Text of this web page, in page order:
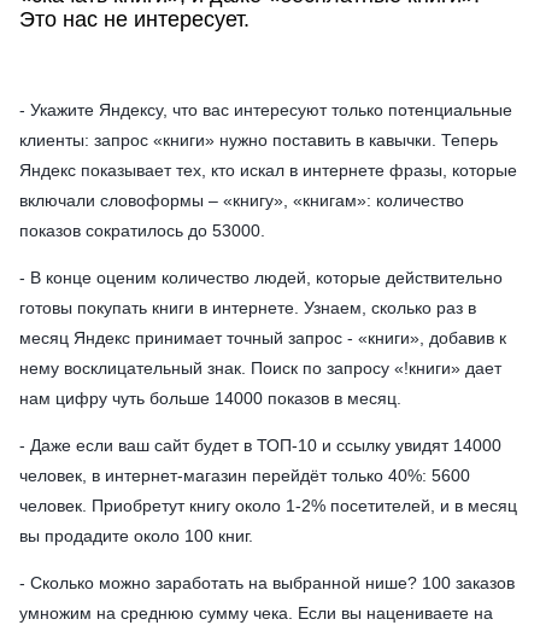
Это нас не интересует.
- Укажите Яндексу, что вас интересуют только потенциальные
клиенты: запрос «книги» нужно поставить в кавычки. Теперь
Яндекс показывает тех, кто искал в интернете фразы, которые
включали словоформы – «книгу», «книгам»: количество
показов сократилось до 53000.
- В конце оценим количество людей, которые действительно
готовы покупать книги в интернете. Узнаем, сколько раз в
месяц Яндекс принимает точный запрос - «книги», добавив к
нему восклицательный знак. Поиск по запросу «!книги» дает
нам цифру чуть больше 14000 показов в месяц.
- Даже если ваш сайт будет в ТОП-10 и ссылку увидят 14000
человек, в интернет-магазин перейдёт только 40%: 5600
человек. Приобретут книгу около 1-2% посетителей, и в месяц
вы продадите около 100 книг.
- Сколько можно заработать на выбранной нише? 100 заказов
умножим на среднюю сумму чека. Если вы нацениваете на